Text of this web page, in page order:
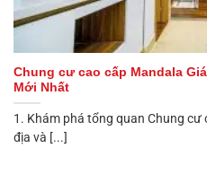
Chung cư cao cấp Mandala
Mới Nhất
1. Khám phá tổng quan Chung cư
địa và [...]